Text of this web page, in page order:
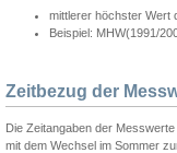
mittlerer höchster Wert
Beispiel: MHW(1991/
Zeitbezug der
Die Zeitangaben der
mit dem Wechsel im Sommer